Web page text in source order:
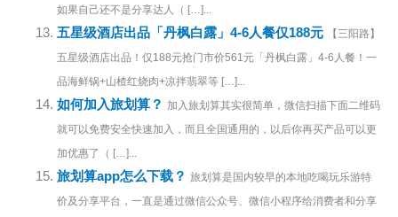
如果自己还不是分享达人（ […]...
五星级酒店出品「丹枫白露」4-6人餐仅188元 【三阳路】
五星级酒店出品！仅188元抢门市价561元「丹枫白露」4-6人餐！一
品海鲜锅+山楂红烧肉+凉拌翡翠等 […]...
如何加入旅划算？ 加入旅划算其实很简单，微信扫描下面二维码
就可以免费安全快速加入，而且全国通用的，以后你再买产品可以更
加优惠了（ […]...
旅划算app怎么下载？ 旅划算是国内较早的本地吃喝玩乐游特
价及分享平台，一直是通过微信公众号、微信小程序给消费者和分享